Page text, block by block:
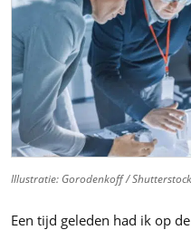
Illustratie: Gorodenkoff /
Een tijd geleden had ik op